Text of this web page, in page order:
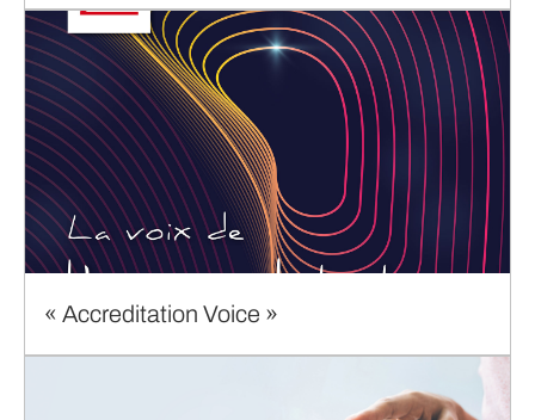
« Accreditation Voice »